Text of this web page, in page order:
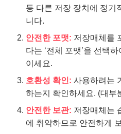
등 다른 저장 장치에 정기
니다.
안전한 포맷: 저장매체를
다는 ‘전체 포맷’을 선택
이세요.
호환성 확인: 사용하려는
하는지 확인하세요. (대부
안전한 보관: 저장매체는
에 취약하므로 안전하게